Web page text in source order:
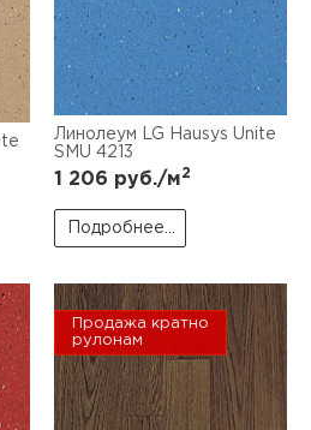
Линолеум LG Hausys Unite
SMU 4213
1 206 руб./м2
Подробнее...
Продажа кратно
рулонам